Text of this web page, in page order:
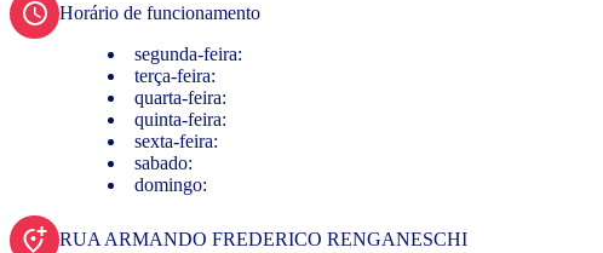
Horário de funcionamento
segunda-feira:
terça-feira:
quarta-feira:
quinta-feira:
sexta-feira:
sabado:
domingo:
RUA ARMANDO FREDERICO RENGANESCHI